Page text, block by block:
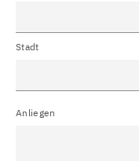
Stadt
Anliegen